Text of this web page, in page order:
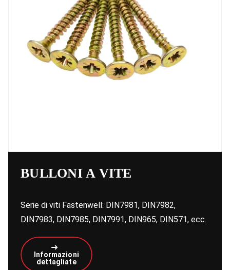
BULLONI A VITE
Serie di viti Fastenwell: DIN7981, DIN7982,
DIN7983, DIN7985, DIN7991, DIN965, DIN571, ecc.
Informazioni
dettagliate